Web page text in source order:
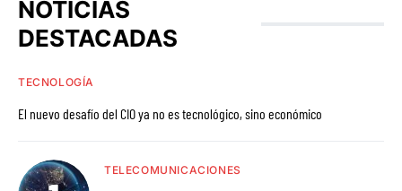
NOTICIAS
DESTACADAS
TECNOLOGÍA
El nuevo desafío del CIO ya no es tecnológico, sino económico
TELECOMUNICACIONES